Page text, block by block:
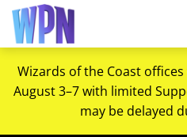
Wizards of the Coast
August 3–7 with limited
may be delayed